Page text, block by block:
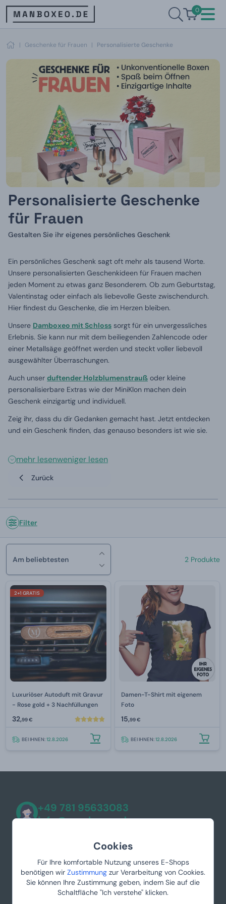
Cookies
Für Ihre komfortable Nutzung unseres E-Shops
benötigen wir Zustimmung zur Verarbeitung von Cookies.
Sie können Ihre Zustimmung geben, indem Sie auf die
Schaltfläche "Ich verstehe" klicken.
0
| Geschenke für Frauen | Personalisierte Geschenke
Personalisierte Geschenke
für Frauen
Gestalten Sie ihr eigenes persönliches Geschenk
Ein persönliches Geschenk sagt oft mehr als tausend Worte.
Unsere personalisierten Geschenkideen für Frauen machen
jeden Moment zu etwas ganz Besonderem. Ob zum Geburtstag,
Valentinstag oder einfach als liebevolle Geste zwischendurch.
Hier findest du Geschenke, die im Herzen bleiben.
Unsere Damboxeo mit Schloss sorgt für ein unvergessliches
Erlebnis. Sie kann nur mit dem beiliegenden Zahlencode oder
einer Metallsäge geöffnet werden und steckt voller liebevoll
ausgewählter Überraschungen.
Auch unser duftender Holzblumenstrauß oder kleine
personalisierbare Extras wie der MiniKlon machen dein
Geschenk einzigartig und individuell.
Zeig ihr, dass du dir Gedanken gemacht hast. Jetzt entdecken
und ein Geschenk finden, das genauso besonders ist wie sie.
mehr lesenweniger lesen
Zurück
Filter
Am beliebtesten 2 Produkte
2+1 GRATIS
Luxuriöser Autoduft mit Gravur
- Rose gold + 3 Nachfüllungen
32,99 €
BEI IHNEN:12.8.2026
Damen-T-Shirt mit eigenem
Foto
15,99 €
BEI IHNEN:12.8.2026
+49 781 95633083
info@manboxeo.de